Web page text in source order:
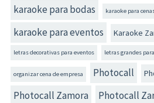
karaoke para bodas karaoke para
karaoke para eventos Karaoke
letras decorativas para eventos letras grandes
organizar cena de empresa Photocall
Photocall Zamora Photocall